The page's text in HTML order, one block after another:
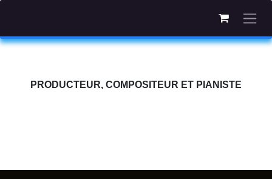
PRODUCTEUR, COMPOSITEUR ET PIANISTE